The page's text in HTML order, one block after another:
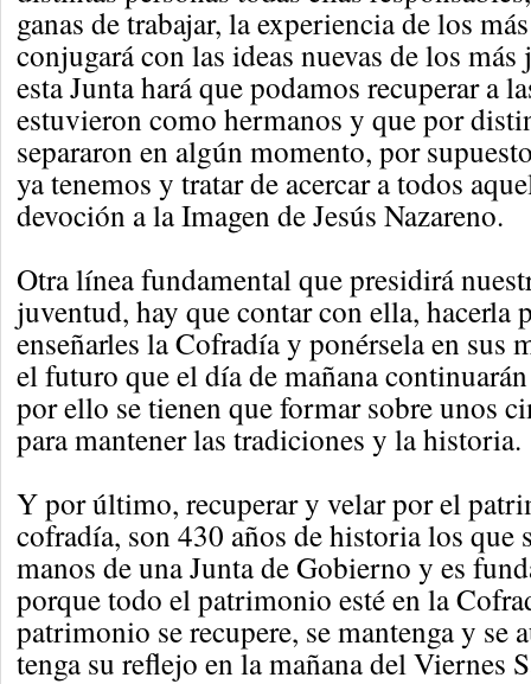
ganas de trabajar, la experiencia de los
conjugará con las ideas nuevas de los más
esta Junta hará que podamos recuperar a
estuvieron como hermanos y que por
separaron en algún momento, por
ya tenemos y tratar de acercar a todos
devoción a la Imagen de Jesús Nazareno.
Otra línea fundamental que presidirá
juventud, hay que contar con ella, hacerla
enseñarles la Cofradía y ponérsela en sus
el futuro que el día de mañana
por ello se tienen que formar sobre unos
para mantener las tradiciones y la historia.
Y por último, recuperar y velar por el
cofradía, son 430 años de historia los que
manos de una Junta de Gobierno y es
porque todo el patrimonio esté en la
patrimonio se recupere, se mantenga y se
tenga su reflejo en la mañana del Viernes